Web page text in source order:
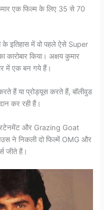
एक फिल्म के लिए 35 से 70
इतिहास में वो पहले ऐसे Super
किया। अक्षय कुमार
में एक बन गये हैं।
हैं या प्रोड्यूस करते हैं, बॉलीवुड
कर रही हैं।
और Grazing Goat
ने निकली दो फिल्में OMG और
जीते हैं।